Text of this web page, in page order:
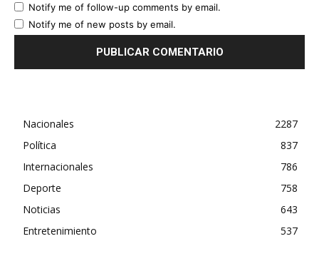
Notify me of follow-up comments by email.
Notify me of new posts by email.
Nacionales
2287
Política
837
Internacionales
786
Deporte
758
Noticias
643
Entretenimiento
537